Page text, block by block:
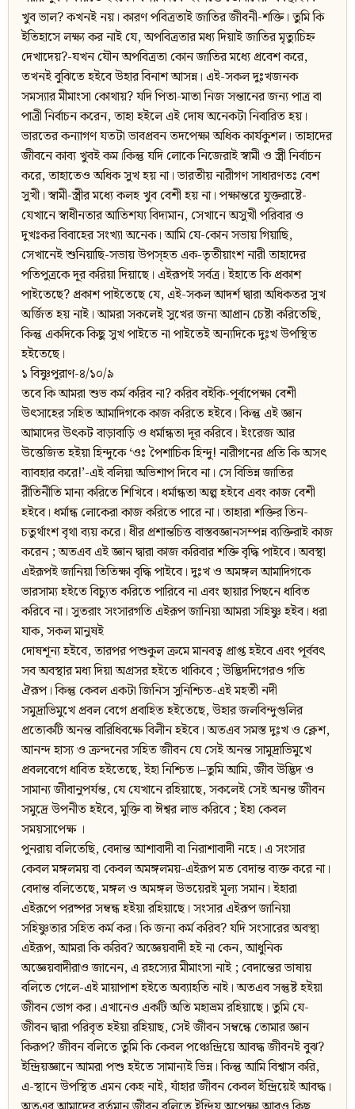
খুব ভাল? কখনই নয়। কারণ পবিত্রতাই জাতির জীবনী-শক্তি। তুমি কি
ইতিহাসে লক্ষ্য কর নাই যে, অপবিত্রতার মধ্য দিয়াই জাতির মৃত্যুচিহ্ন
দেখাদেয়?-যখন যৌন অপবিত্রতা কোন জাতির মধ্যে প্রবেশ করে,
তখনই বুঝিতে হইবে উহার বিনাশ আসন্ন। এই-সকল দুঃখজনক
সমস্যার মীমাংসা কোথায়? যদি পিতা-মাতা নিজ সন্তানের জন্য পাত্র বা
পাত্রী নির্বাচন করেন, তাহা হইলে এই দোষ অনেকটা নিবারিত হয়।
ভারতের কন্যাগণ যতটা ভাবপ্রবন তদপেক্ষা অধিক কার্যকুশল। তাহাদের
জীবনে কাব্য খুবই কম।কিন্তু যদি লোকে নিজেরাই স্বামী ও স্ত্রী নির্বাচন
করে, তাহাতেও অধিক সুখ হয় না। ভারতীয় নারীগণ সাধারণতঃ বেশ
সুখী। স্বামী-স্ত্রীর মধ্যে কলহ খুব বেশী হয় না। পক্ষান্তরে যুক্তরাষ্টে-
যেখানে স্বাধীনতার আতিশয্য বিদ্যমান, সেখানে অসুখী পরিবার ও
দুখঃকর বিবাহের সংখ্যা অনেক। আমি যে-কোন সভায় গিয়াছি,
সেখানেই শুনিয়াছি-সভায় উপস্হত এক-তৃতীয়াংশ নারী তাহাদের
পতিপুত্রকে দূর করিয়া দিয়াছে। এইরূপই সর্বত্র। ইহাতে কি প্রকাশ
পাইতেছে? প্রকাশ পাইতেছে যে, এই-সকল আদর্শ দ্বারা অধিকতর সুখ
অর্জিত হয় নাই। আমরা সকলেই সুখের জন্য আপ্রান চেষ্টা করিতেছি,
কিন্তু একদিকে কিছু সুখ পাইতে না পাইতেই অন্যদিকে দুঃখ উপস্থিত
হইতেছে।
১ বিষ্ণুপুরাণ-৪/১০/৯
তবে কি আমরা শুভ কর্ম করিব না? করিব বইকি-পূর্বাপেক্ষা বেশী
উৎসাহের সহিত আমাদিগকে কাজ করিতে হইবে। কিন্তু এই জ্ঞান
আমাদের উৎকট বাড়াবাড়ি ও ধর্মান্ধতা দূর করিবে। ইংরেজ আর
উত্তেজিত হইয়া হিন্দুকে ‘ওঃ পৈশাচিক হিন্দু! নারীগনের প্রতি কি অসৎ
ব্যাবহার করে!’-এই বলিয়া অভিশাপ দিবে না। সে বিভিন্ন জাতির
রীতিনীতি মান্য করিতে শিখিবে। ধর্মান্ধতা অল্প হইবে এবং কাজ বেশী
হইবে। ধর্মান্ধ লোকেরা কাজ করিতে পারে না। তাহারা শক্তির তিন-
চতুর্থাংশ বৃথা ব্যয় করে। ধীর প্রশান্তচিত্ত বাস্তবজ্ঞানসম্পন্ন ব্যক্তিরাই কাজ
করেন ; অতএব এই জ্ঞান দ্বারা কাজ করিবার শক্তি বৃদ্ধি পাইবে। অবস্থা
এইরূপই জানিয়া তিতিক্ষা বৃদ্ধি পাইবে। দুঃখ ও অমঙ্গল আমাদিগকে
ভারসাম্য হইতে বিচ্যুত করিতে পারিবে না এবং ছায়ার পিছনে ধাবিত
করিবে না। সুতরাং সংসারগতি এইরূপ জানিয়া আমরা সহিষ্ণু হইব। ধরা
যাক, সকল মানুষই
দোষশূন্য হইবে, তারপর পশুকুল ক্রমে মানবত্ব প্রাপ্ত হইবে এবং পূর্ববৎ
সব অবস্থার মধ্য দিয়া অগ্রসর হইতে থাকিবে ; উদ্ভিদদিগেরও গতি
ঐরূপ। কিন্তু কেবল একটা জিনিস সুনিশ্চিত-এই মহতী নদী
সমুদ্রাভিমুখে প্রবল বেগে প্রবাহিত হইতেছে, উহার জলবিন্দুগুলির
প্রত্যেকটি অনন্ত বারিধিবক্ষে বিলীন হইবে। অতএব সমস্ত দুঃখ ও ক্লেশ,
আনন্দ হাস্য ও ক্রন্দনের সহিত জীবন যে সেই অনন্ত সামুদ্রাভিমুখে
প্রবলবেগে ধাবিত হইতেছে, ইহা নিশ্চিত।–তুমি আমি, জীব উদ্ভিদ ও
সামান্য জীবানুপর্যন্ত, যে যেখানে রহিয়াছে, সকলেই সেই অনন্ত জীবন
সমুদ্রে উপনীত হইবে, মুক্তি বা ঈশ্বর লাভ করিবে ; ইহা কেবল
সময়সাপেক্ষ ।
পুনরায় বলিতেছি, বেদান্ত আশাবাদী বা নিরাশাবাদী নহে। এ সংসার
কেবল মঙ্গলময় বা কেবল অমঙ্গলময়-এইরূপ মত বেদান্ত ব্যক্ত করে না।
বেদান্ত বলিতেছে, মঙ্গল ও অমঙ্গল উভয়েরই মূল্য সমান। ইহারা
এইরূপে পরষ্পর সম্বন্ধ হইয়া রহিয়াছে। সংসার এইরূপ জানিয়া
সহিষ্ণুতার সহিত কর্ম কর। কি জন্য কর্ম করিব? যদি সংসারের অবস্থা
এইরূপ, আমরা কি করিব? অজ্ঞেয়বাদী হই না কেন, আধুনিক
অজ্ঞেয়বাদীরাও জানেন, এ রহস্যের মীমাংসা নাই ; বেদান্তের ভাষায়
বলিতে গেলে-এই মায়াপাশ হইতে অব্যাহতি নাই। অতএব সন্তুষ্ট হইয়া
জীবন ভোগ কর। এখানেও একটি অতি মহাভ্রম রহিয়াছে। তুমি যে-
জীবন দ্বারা পরিবৃত হইয়া রহিয়াছ, সেই জীবন সম্বন্ধে তোমার জ্ঞান
কিরূপ? জীবন বলিতে তুমি কি কেবল পঞ্চেন্দ্রিয়ে আবদ্ধ জীবনই বুঝ?
ইন্দ্রিয়জ্ঞানে আমরা পশু হইতে সামান্যই ভিন্ন। কিন্তু আমি বিশ্বাস করি,
এ-স্থানে উপস্থিত এমন কেহ নাই, যাঁহার জীবন কেবল ইন্দ্রিয়েই আবদ্ধ।